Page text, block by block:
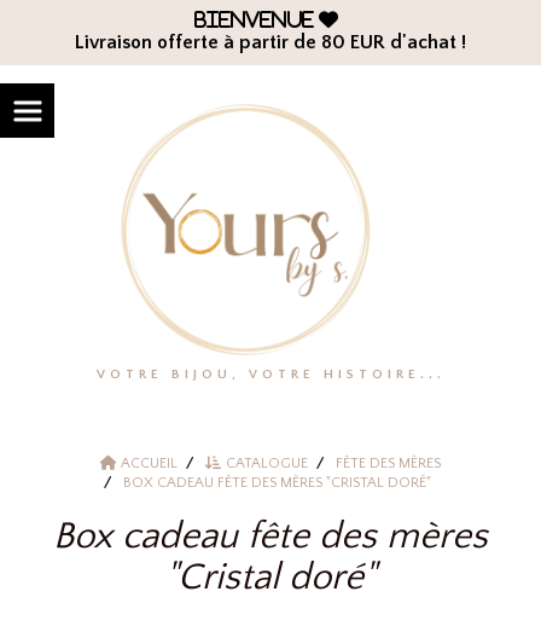
Bienvenue 
Livraison offerte à partir de 80 EUR d'achat !
VOTRE BIJOU, VOTRE HISTOIRE...
ACCUEIL CATALOGUE
FÊTE DES MÈRES
BOX CADEAU FÊTE DES MÈRES "CRISTAL DORÉ"
Box cadeau fête des mères
"Cristal doré"
Panneau de gestion des cookies